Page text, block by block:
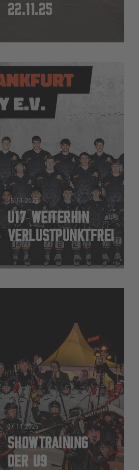
22.11.25
15.11.2025
U17 WEITERHIN
VERLUSTPUNKTFREI
07.11.2025
SHOWTRAINING
DER U9